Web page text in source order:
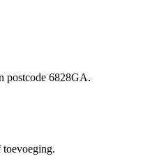
postcode 6828GA.
toevoeging.